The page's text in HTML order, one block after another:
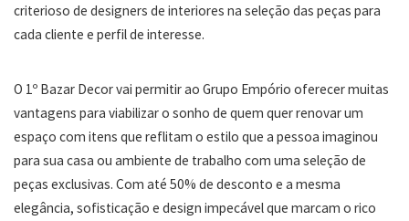
criterioso de designers de interiores na seleção das peças para
cada cliente e perfil de interesse.
O 1º Bazar Decor vai permitir ao Grupo Empório oferecer muitas
vantagens para viabilizar o sonho de quem quer renovar um
espaço com itens que reflitam o estilo que a pessoa imaginou
para sua casa ou ambiente de trabalho com uma seleção de
peças exclusivas. Com até 50% de desconto e a mesma
elegância, sofisticação e design impecável que marcam o rico